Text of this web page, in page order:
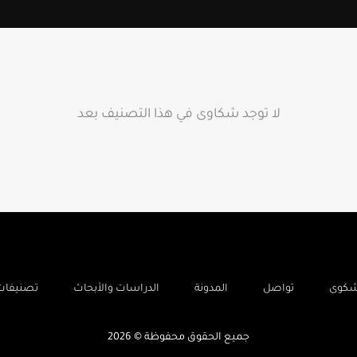
لا توجد شكاوى في هذا التصنيف بعد
تواصل المدونة الدراسات والأبحاث
جميع الحقوق محفوظة © 2026